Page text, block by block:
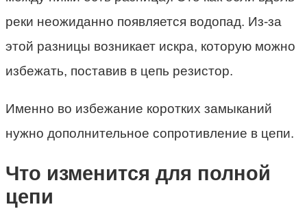
реки неожиданно появляется водопад. Из-за
этой разницы возникает искра, которую можно
избежать, поставив в цепь резистор.
Именно во избежание коротких замыканий
нужно дополнительное сопротивление в цепи.
Что изменится для полной
цепи